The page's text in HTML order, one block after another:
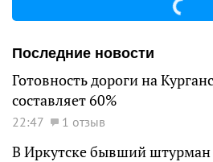
Последние новости
Готовность дороги на
составляет 60%
22:47 1 отзыв
В Иркутске бывший штурман